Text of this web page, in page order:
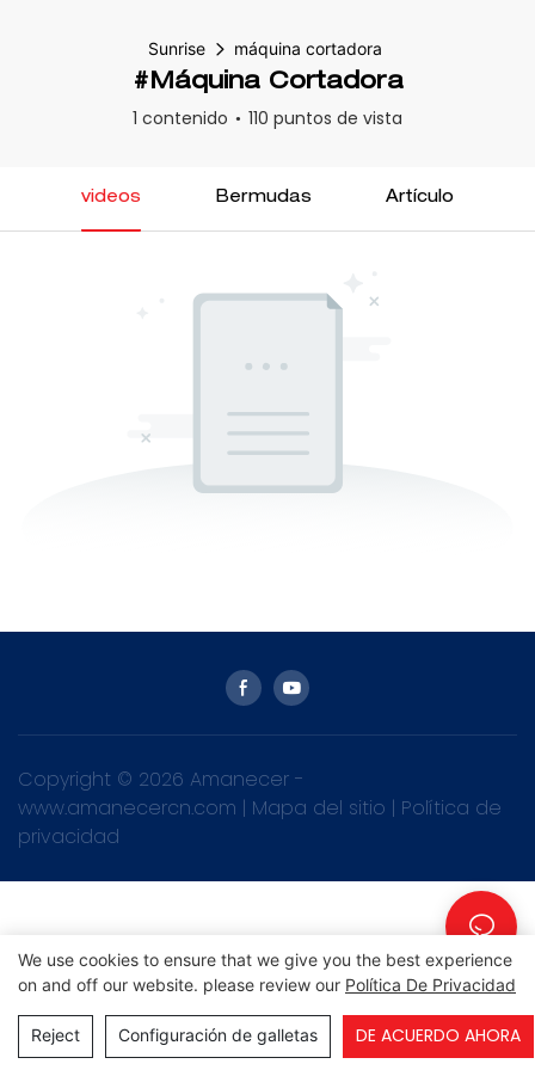
Sunrise máquina cortadora
#máquina Cortadora
1 contenido
110 puntos de vista
videos Bermudas Artículo
Copyright © 2026 Amanecer -
www.amanecercn.com | Mapa del sitio | Política de
privacidad
We use cookies to ensure that we give you the best experience
on and off our website. please review our Política De Privacidad
Reject Configuración de galletas DE ACUERDO AHORA